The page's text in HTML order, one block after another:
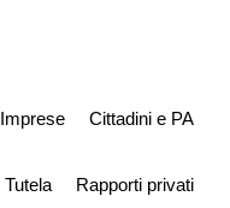
Imprese Cittadini e PA
Tutela Rapporti privati